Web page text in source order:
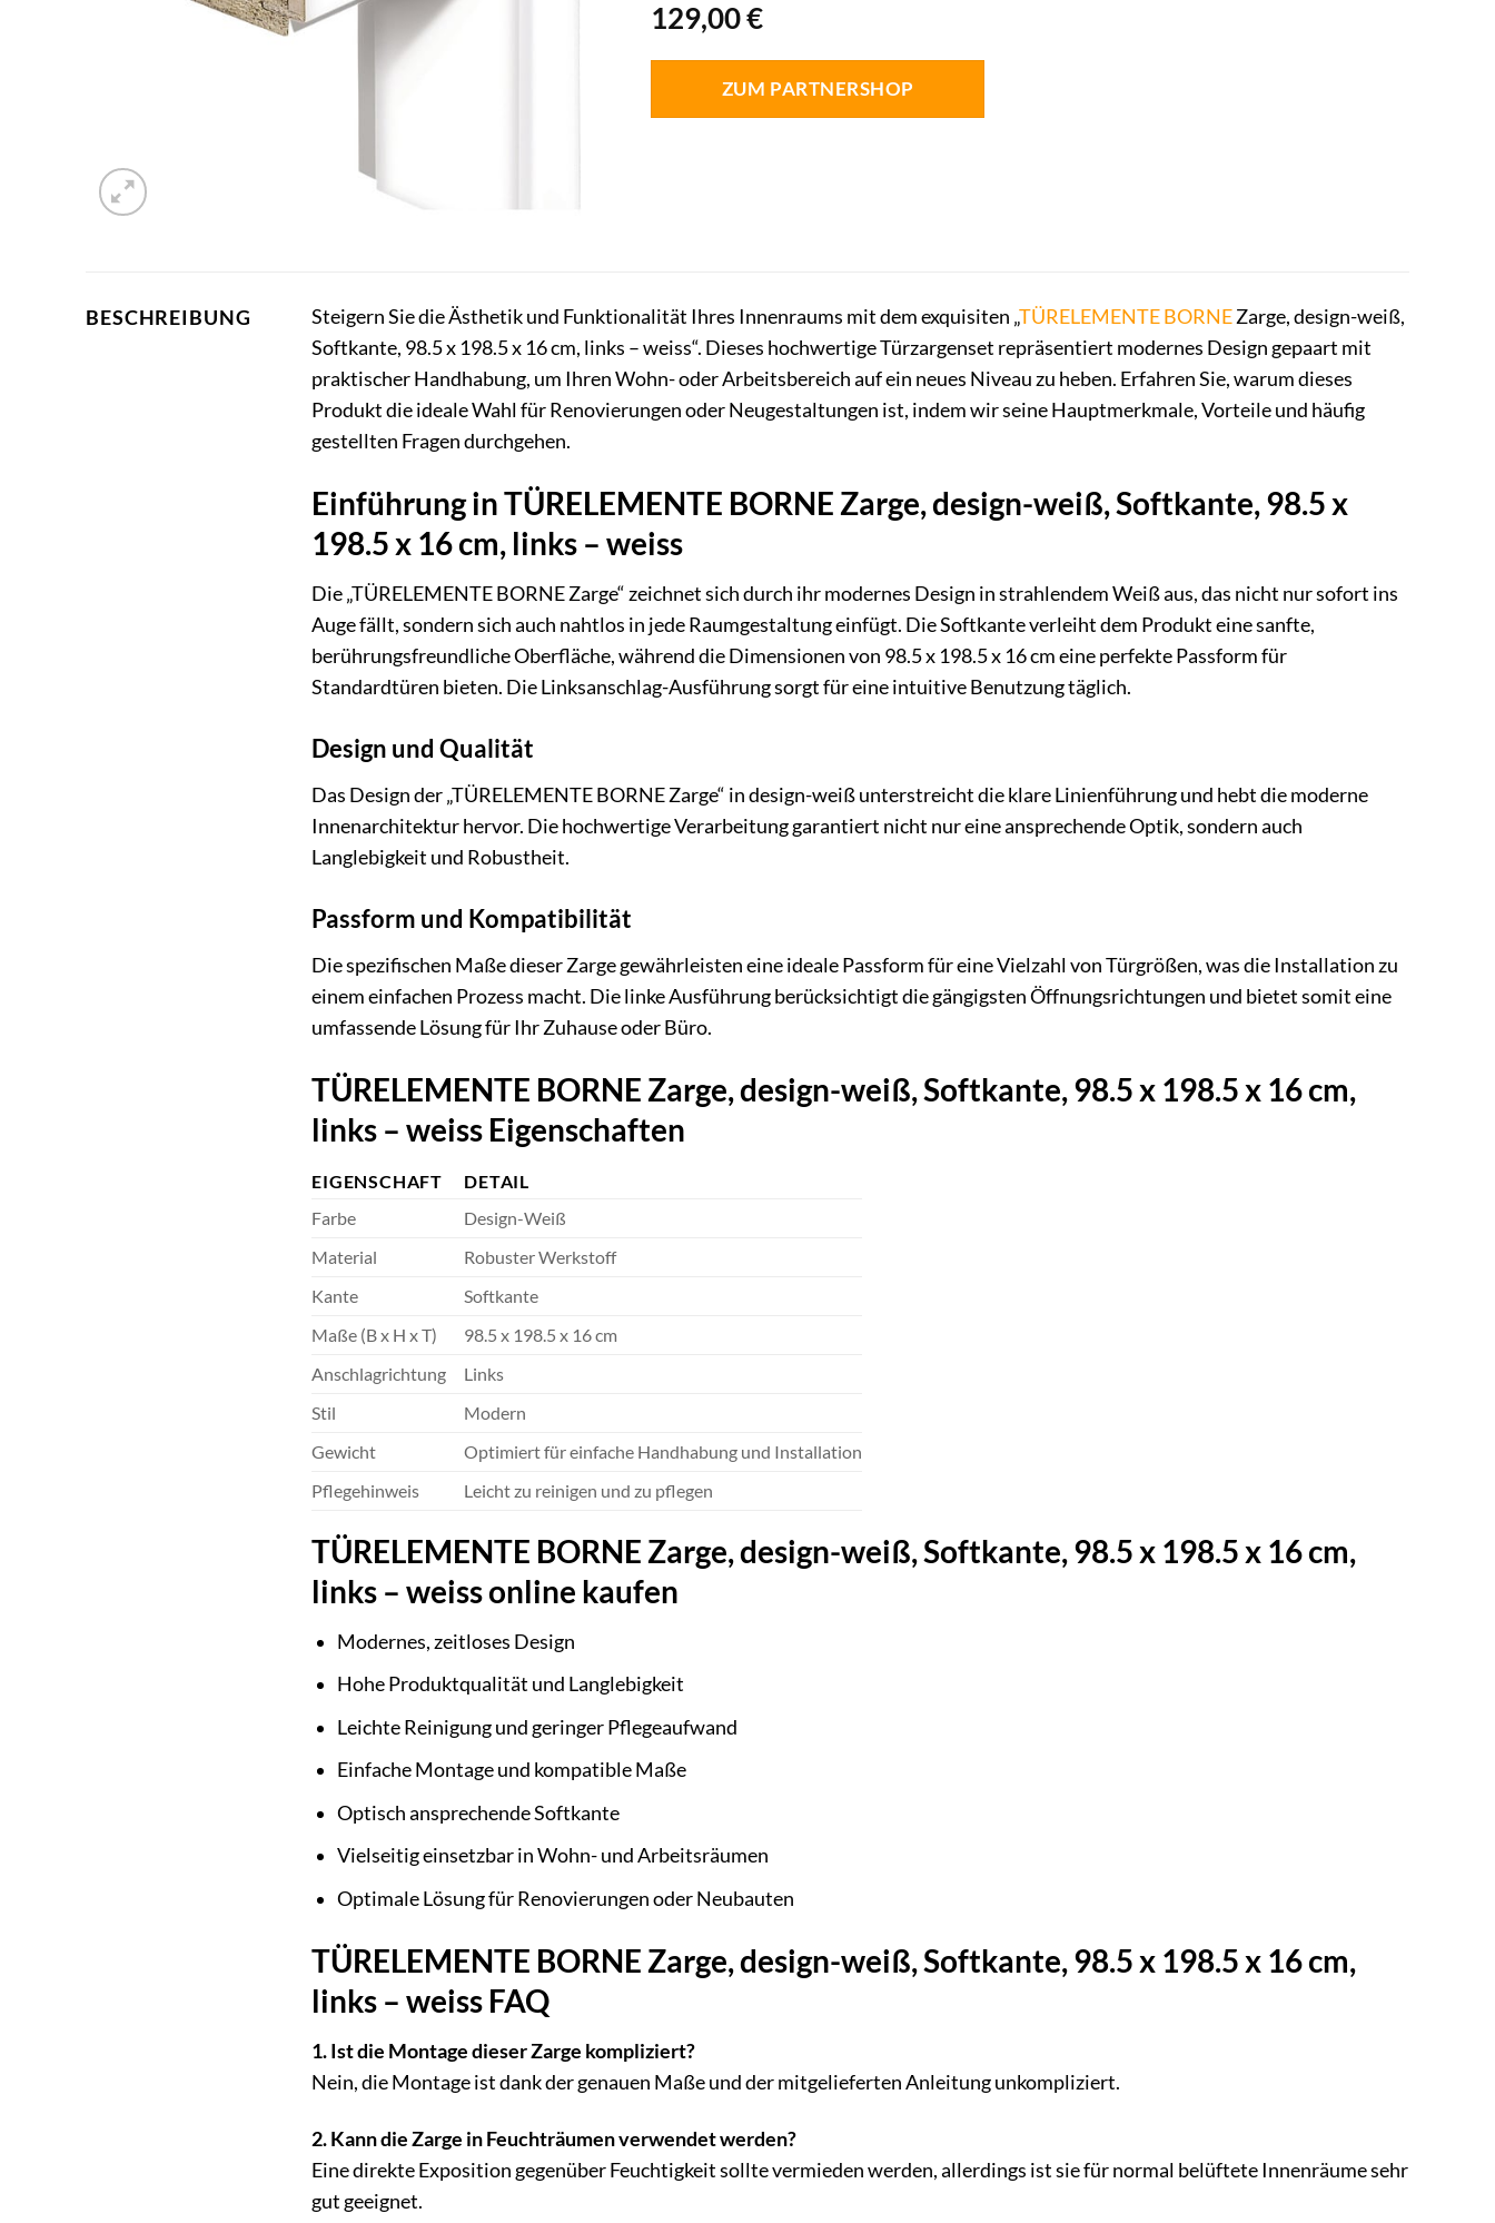
129,00€
ZUM PARTNERSHOP
BESCHREIBUNG Steigern Sie die Ästhetik und Funktionalität Ihres Innenraums mit dem exquisiten „TÜRELEMENTE BORNEZarge, design-weiß,
Softkante, 98.5 x 198.5 x 16 cm, links – weiss“. Dieses hochwertige Türzargenset repräsentiert modernes Design gepaart mit
praktischer Handhabung, um Ihren Wohn- oder Arbeitsbereich auf ein neues Niveau zu heben. Erfahren Sie, warum dieses
Produkt die ideale Wahl für Renovierungen oder Neugestaltungen ist, indem wir seine Hauptmerkmale, Vorteile und häufig
gestellten Fragen durchgehen.
Einführung in TÜRELEMENTE BORNE Zarge, design-weiß, Softkante, 98.5 x
198.5 x 16 cm, links – weiss
Die „TÜRELEMENTE BORNE Zarge“ zeichnet sich durch ihr modernes Design in strahlendem Weiß aus, das nicht nur sofort ins
Auge fällt, sondern sich auch nahtlos in jede Raumgestaltung einfügt. Die Softkante verleiht dem Produkt eine sanfte,
berührungsfreundliche Oberfläche, während die Dimensionen von 98.5 x 198.5 x 16 cm eine perfekte Passform für
Standardtüren bieten. Die Linksanschlag-Ausführung sorgt für eine intuitive Benutzung täglich.
Design und Qualität
Das Design der „TÜRELEMENTE BORNE Zarge“ in design-weiß unterstreicht die klare Linienführung und hebt die moderne
Innenarchitektur hervor. Die hochwertige Verarbeitung garantiert nicht nur eine ansprechende Optik, sondern auch
Langlebigkeit und Robustheit.
Passform und Kompatibilität
Die spezifischen Maße dieser Zarge gewährleisten eine ideale Passform für eine Vielzahl von Türgrößen, was die Installation zu
einem einfachen Prozess macht. Die linke Ausführung berücksichtigt die gängigsten Öffnungsrichtungen und bietet somit eine
umfassende Lösung für Ihr Zuhause oder Büro.
TÜRELEMENTE BORNE Zarge, design-weiß, Softkante, 98.5 x 198.5 x 16 cm,
links – weiss Eigenschaften
EIGENSCHAFT
DETAIL
Farbe
Design-Weiß
Material
Robuster Werkstoff
Kante
Softkante
Maße (B x H x T)
98.5 x 198.5 x 16 cm
Anschlagrichtung
Links
Stil
Modern
Gewicht
Optimiert für einfache Handhabung und Installation
Pflegehinweis
Leicht zu reinigen und zu pflegen
TÜRELEMENTE BORNE Zarge, design-weiß, Softkante, 98.5 x 198.5 x 16 cm,
links – weiss online kaufen
Modernes, zeitloses Design
Hohe Produktqualität und Langlebigkeit
Leichte Reinigung und geringer Pflegeaufwand
Einfache Montage und kompatible Maße
Optisch ansprechende Softkante
Vielseitig einsetzbar in Wohn- und Arbeitsräumen
Optimale Lösung für Renovierungen oder Neubauten
TÜRELEMENTE BORNE Zarge, design-weiß, Softkante, 98.5 x 198.5 x 16 cm,
links – weiss FAQ
1. Ist die Montage dieser Zarge kompliziert?
Nein, die Montage ist dank der genauen Maße und der mitgelieferten Anleitung unkompliziert.
2. Kann die Zarge in Feuchträumen verwendet werden?
Eine direkte Exposition gegenüber Feuchtigkeit sollte vermieden werden, allerdings ist sie für normal belüftete Innenräume sehr
gut geeignet.